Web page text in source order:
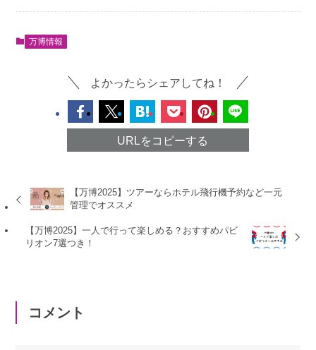
万博情報
よかったらシェアしてね！
URLをコピーする
【万博2025】ツアーならホテル飛行機予約など一元
管理でオススメ
【万博2025】一人で行って楽しめる？おすすめパビ
リオン7選つき！
コメント